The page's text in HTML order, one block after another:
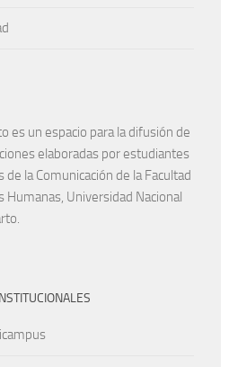
es un espacio para la difusión de
elaboradas por estudiantes
de la Comunicación de la Facultad
Humanas, Universidad Nacional